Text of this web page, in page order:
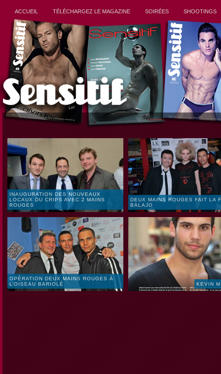
ACCUEIL TÉLÉCHARGEZ LE MAGAZINE SOIRÉES SHOOTINGS
INAUGURATION DES NOUVEAUX
LOCAUX DU CRIPS AVEC 2 MAINS
ROUGES
DEUX MAINS ROUGES FAIT LA
BALAJO
OPÉRATION DEUX MAINS ROUGES À
L’OISEAU BARIOLÉ
KEVIN